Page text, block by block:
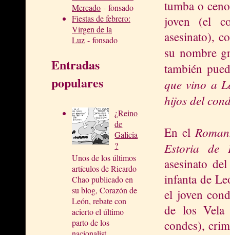
Mercado - fonsado
Fiestas de febrero:
Virgen de la
Luz - fonsado
Entradas
populares
¿Reino
de
Galicia
?
Unos de los últimos
artículos de Ricardo
Chao publicado en
su blog, Corazón de
León, rebate con
acierto el último
parto de los
tumba o
joven (el
asesinato),
su nombre
también
que vino a
hijos del
En el
Estoria de
asesinato
infanta de
el joven
de los Vela
condes),